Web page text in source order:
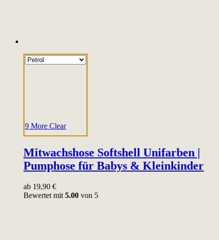
9 More Clear
Mitwachshose Softshell Unifarben |
Pumphose für Babys & Kleinkinder
ab 19,90 €
Bewertet mit 5.00 von 5